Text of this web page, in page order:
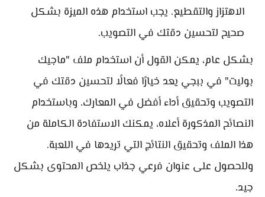
الاهتزاز والتقطيع. يجب استخدام هذه الميزة بشكل
صحيح لتحسين دقتك في التصويب.
بشكل عام، يمكن القول أن استخدام ملف "ماجيك
بوليت" في ببجي يعد خيارًا فعالًا لتحسين دقتك في
التصويب وتحقيق أداء أفضل في المعارك. وباستخدام
النصائح المذكورة أعلاه، يمكنك الاستفادة الكاملة من
هذا الملف وتحقيق النتائج التي تريدها في اللعبة.
وللحصول على عنوان فرعي جذاب يلخص المحتوى بشكل
جيد.